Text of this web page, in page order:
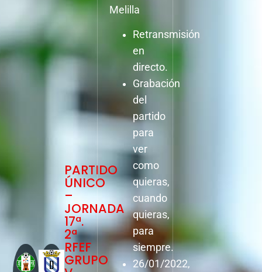
PARTIDO
ÚNICO
–
JORNADA
17ª.
2ª
RFEF
GRUPO
Melilla
Retransmisión
en
directo.
Grabación
del
partido
para
ver
como
quieras,
cuando
quieras,
para
siempre.
26/01/2022,